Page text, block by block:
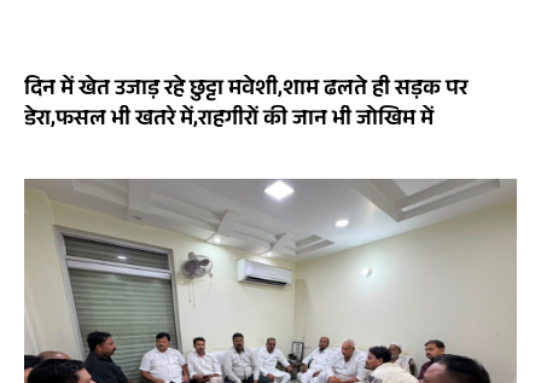
दिन में खेत उजाड़ रहे छुट्टा मवेशी,शाम ढलते ही सड़क पर
डेरा,फसल भी खतरे में,राहगीरों की जान भी जोखिम में